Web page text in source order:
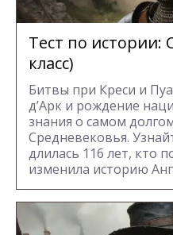
Тест по истории:
класс)
Битвы при Креси и
д’Арк и рождение
знания о самом
Средневековья.
длилась 116 лет, кто
изменила историю